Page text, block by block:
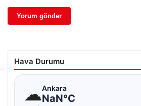
Hava Durumu
☁Ankara
NaN°C